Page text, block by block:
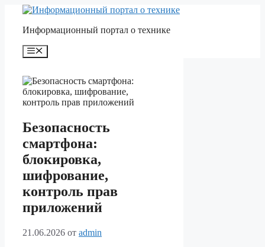
Перейти
содержимому
Информационный портал о технике
Меню
Безопасность
смартфона:
блокировка,
шифрование,
контроль прав
приложений
21.06.2026 от admin